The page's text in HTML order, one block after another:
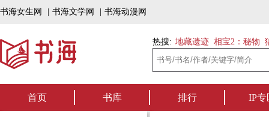
书海女生网 书海文学网 书海动漫网
热搜: 地藏遗迹 相宝2：秘物
首页 书库 排行 IP专